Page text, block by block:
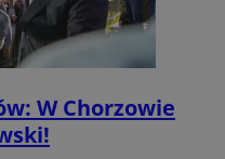
W Chorzowie